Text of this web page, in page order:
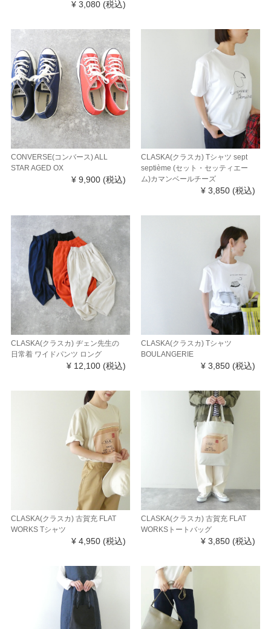
¥ 3,080 (税込)
CONVERSE(コンバース) ALL
STAR AGED OX
¥ 9,900 (税込)
CLASKA(クラスカ) Tシャツ sept
septième (セット・セッティエー
ム)カマンベールチーズ
¥ 3,850 (税込)
CLASKA(クラスカ) ヂェン先生の
日常着 ワイドパンツ ロング
¥ 12,100 (税込)
CLASKA(クラスカ) Tシャツ
BOULANGERIE
¥ 3,850 (税込)
CLASKA(クラスカ) 古賀充 FLAT
WORKS Tシャツ
¥ 4,950 (税込)
CLASKA(クラスカ) 古賀充 FLAT
WORKSトートバッグ
¥ 3,850 (税込)